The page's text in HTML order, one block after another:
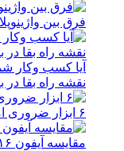
فرق بین
آیا کسب وکار
نقشه راه بقا
۶ ابزار ضروری اما رایگان برای ترید موفق در فارکس
مقایسه آیفون ۱۶ پرو مکس با سایر پرچمداران بازار